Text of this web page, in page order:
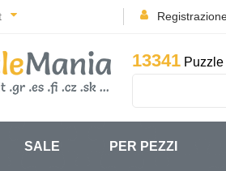
13341
SALE PER PEZZI